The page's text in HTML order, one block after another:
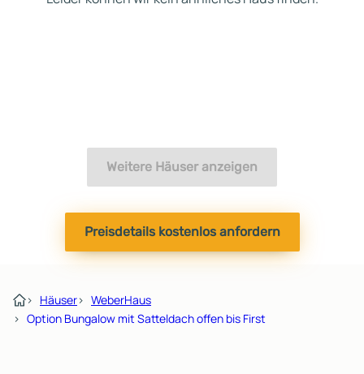
Weitere Häuser anzeigen
Preisdetails kostenlos anfordern
› Häuser› WeberHaus
› Option Bungalow mit Satteldach offen bis First